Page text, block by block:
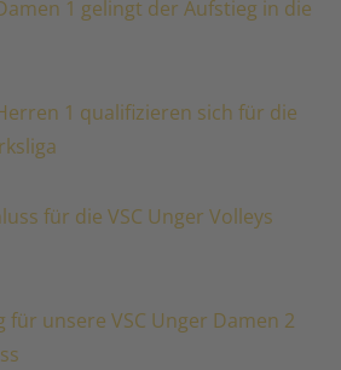
1 gelingt der Aufstieg in die
1 qualifizieren sich für die
für die VSC Unger Volleys
unsere VSC Unger Damen 2